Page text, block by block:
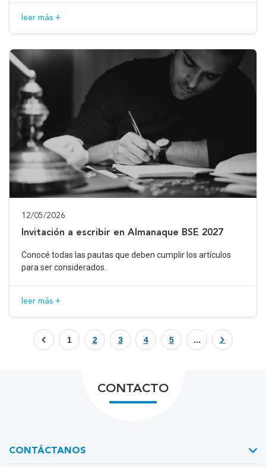
leer más +
12/05/2026
Invitación a escribir en Almanaque BSE 2027
Conocé todas las pautas que deben cumplir los artículos
para ser considerados.
leer más +
1 2 3 4 5 ...
CONTACTO
CONTÁCTANOS